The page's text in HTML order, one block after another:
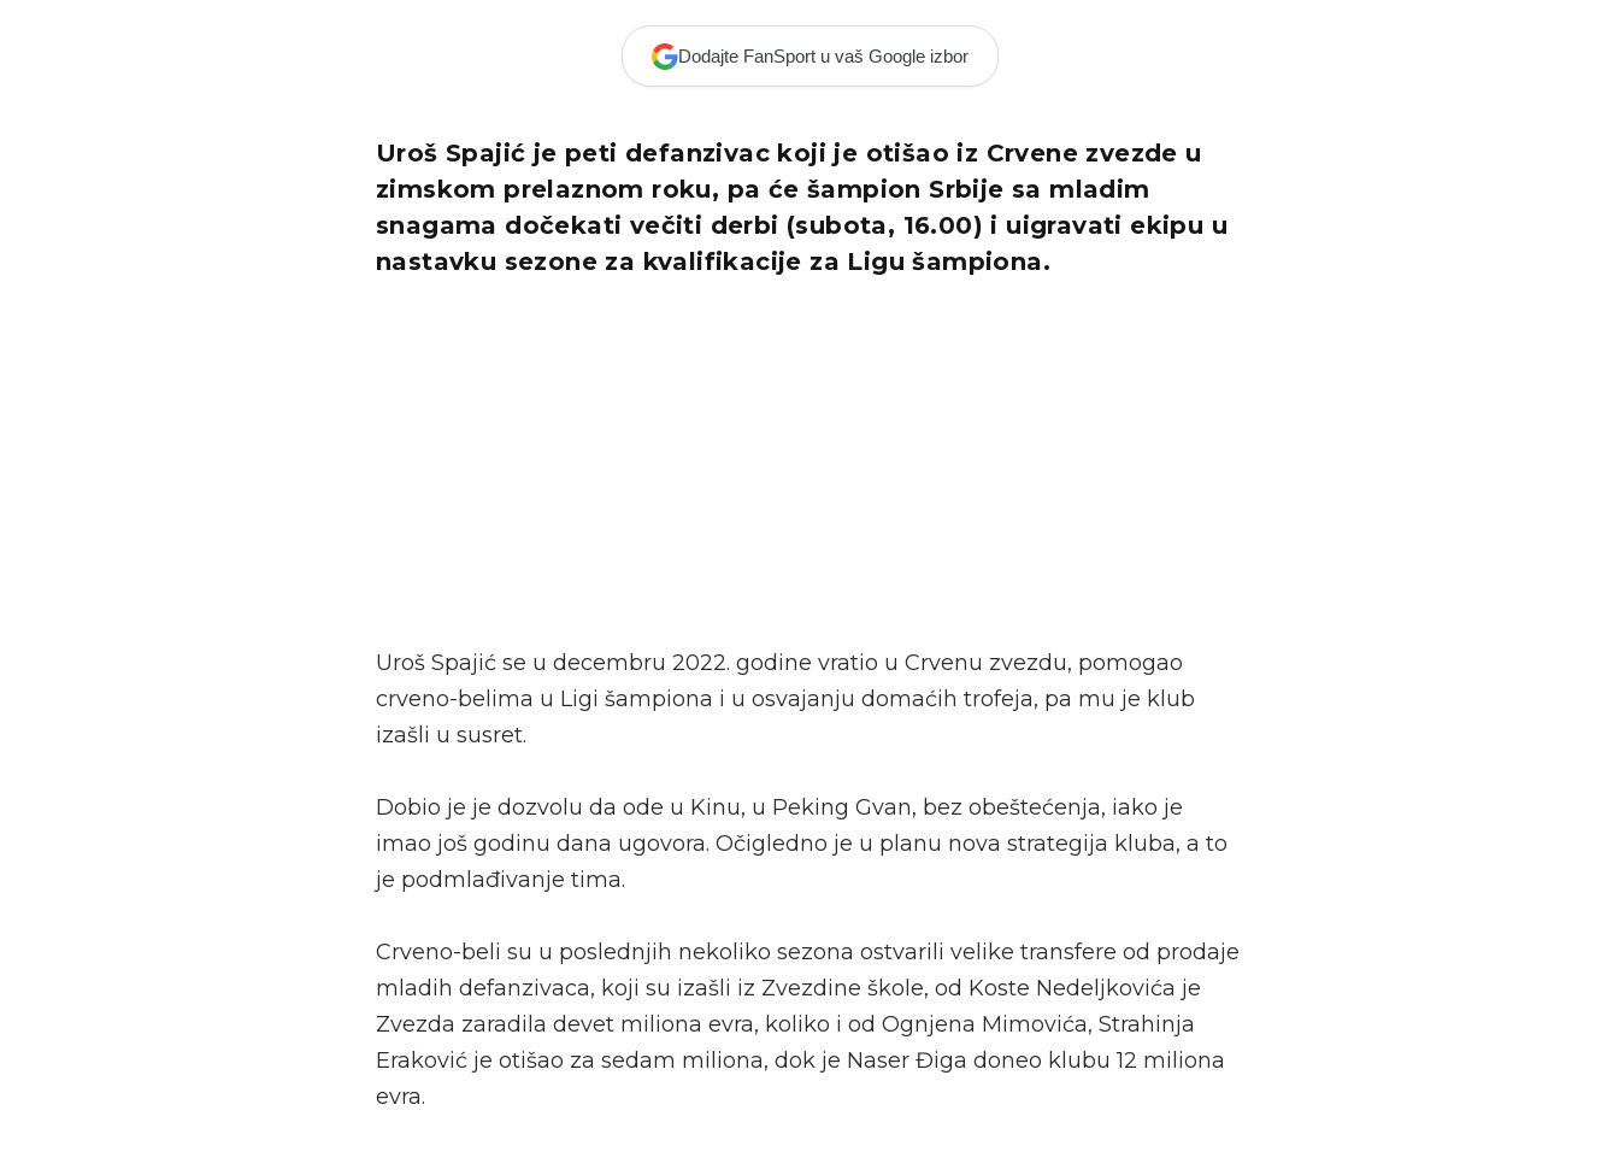
Dodajte FanSport u vaš Google izbor
Uroš Spajić je peti defanzivac koji je otišao iz Crvene zvezde u
zimskom prelaznom roku, pa će šampion Srbije sa mladim
snagama dočekati večiti derbi (subota, 16.00) i uigravati ekipu u
nastavku sezone za kvalifikacije za Ligu šampiona.
Uroš Spajić se u decembru 2022. godine vratio u Crvenu zvezdu, pomogao
crveno-belima u Ligi šampiona i u osvajanju domaćih trofeja, pa mu je klub
izašli u susret.
Dobio je je dozvolu da ode u Kinu, u Peking Gvan, bez obeštećenja, iako je
imao još godinu dana ugovora. Očigledno je u planu nova strategija kluba, a to
je podmlađivanje tima.
Crveno-beli su u poslednjih nekoliko sezona ostvarili velike transfere od prodaje
mladih defanzivaca, koji su izašli iz Zvezdine škole, od Koste Nedeljkovića je
Zvezda zaradila devet miliona evra, koliko i od Ognjena Mimovića, Strahinja
Eraković je otišao za sedam miliona, dok je Naser Điga doneo klubu 12 miliona
evra.